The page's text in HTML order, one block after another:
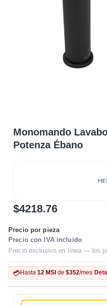
Monomando
Potenza Ébano
$4218.76
Precio por pieza ·
Precio con IVA incluido
Precio exclusivo en línea — los
💳Hasta 12 MSI de $352/mes